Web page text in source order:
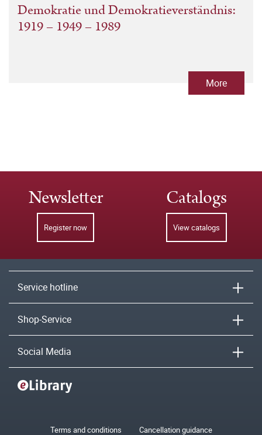
Demokratie und Demokratieverständnis:
1919 – 1949 – 1989
More
Newsletter
Register now
Catalogs
View catalogs
Service hotline
Shop-Service
Social Media
Terms and conditions
Cancellation guidance